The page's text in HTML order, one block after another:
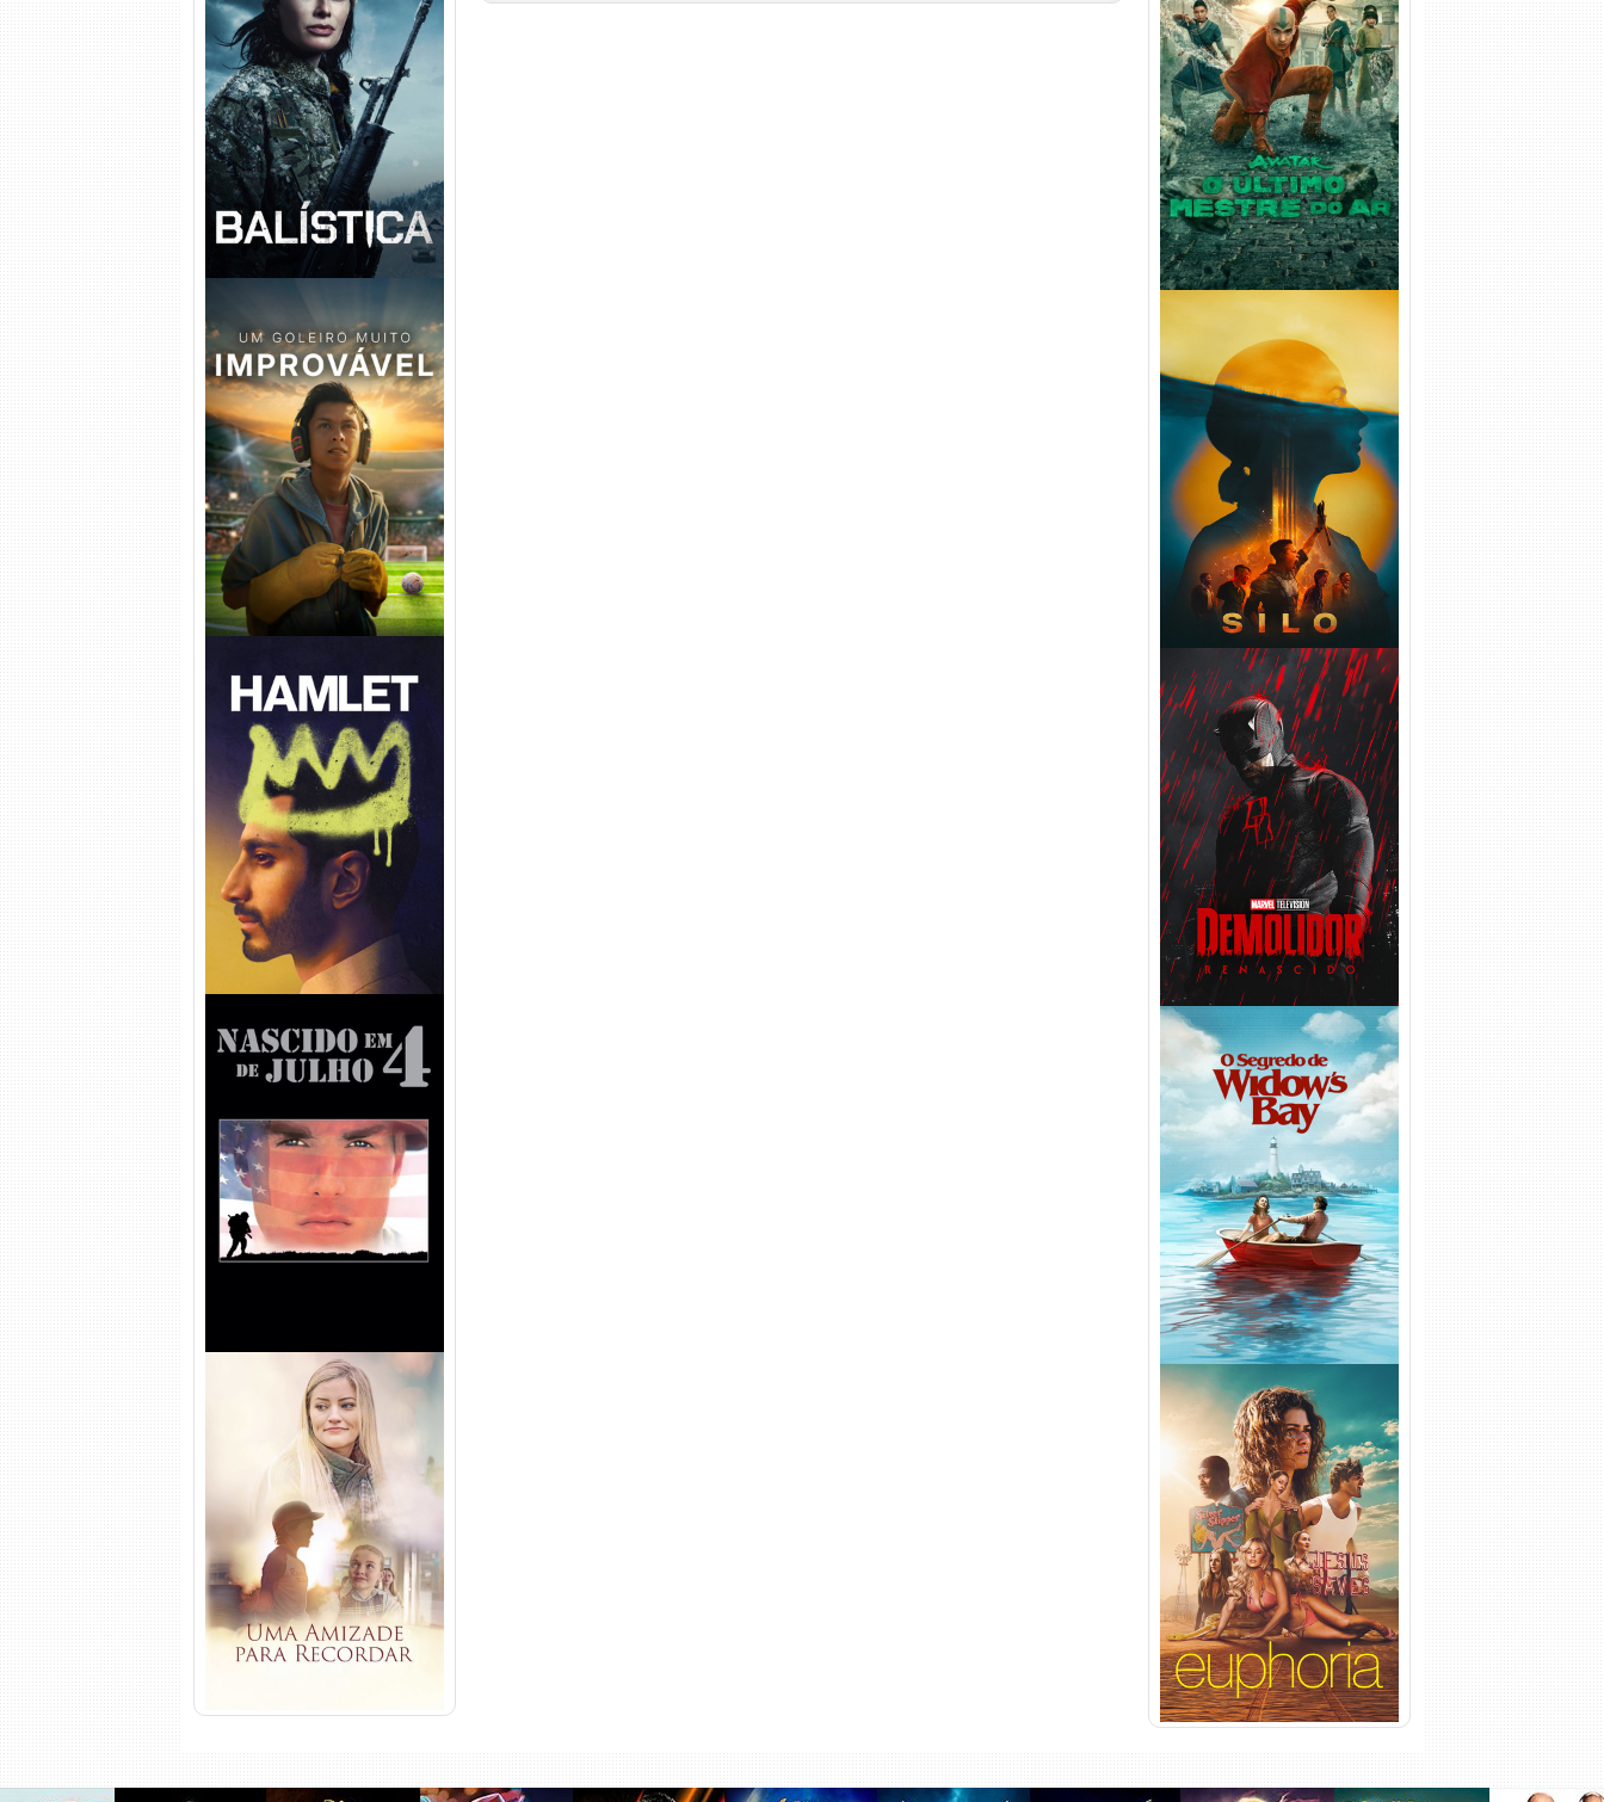
Balística Torrent (2025) WEB-
DL 1080p Dual Áudio
Um Goleiro Muito Improvável
Torrent (2026) WEB-DL 1080p
Dual Áudio
Hamlet Torrent (2026) WEB-
DL 1080p Dual Áudio
Nascido em 4 de Julho
Torrent (1989) WEB-DL 1080p
Dual Áudio
Uma Amizade para Recordar
Torrent (2025) WEB-DL 1080p
Dual Áudio
Avatar: O Último Mestre do
Ar 2ª Temporada Torrent
(2026) WEB-DL 1080p Dual
Áudio
Silo 2ª Temporada (2024)
WEB-DL 1080p Dual Áudio
Demolidor: Renascido 2ª
Temporada (2026) WEB-DL
1080p Dual Áudio
O Segredo de Widow’s Bay
1ª Temporada Torrent (2026)
WEB-DL 1080p Dual Áudio
Euphoria 3ª Temporada
Torrent (2026) WEB-DL 1080p
Dual Áudio